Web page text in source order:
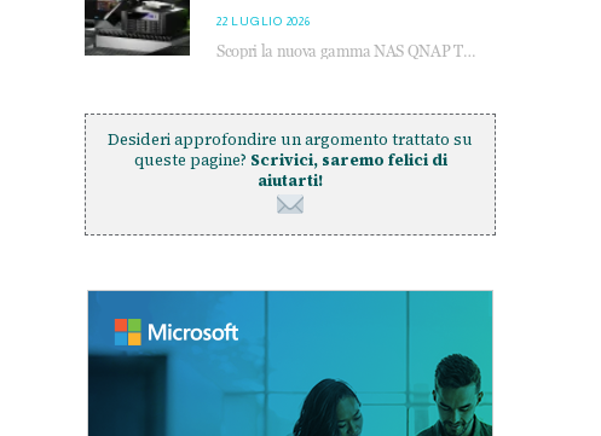
22 LUGLIO 2026
Scopri la nuova gamma NAS QNAP TS-h1465U-RP, TS-h1065eU e TS-h665U: storage aziendale con ZFS, DDR5, E1.S NVMe e connettività 2.5GbE per backup, virtualizzazione e cybersecurity.
Desideri approfondire un argomento trattato su
queste pagine? Scrivici, saremo felici di
aiutarti!